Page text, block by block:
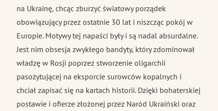
na Ukrainę, chcąc zburzyć światowy porządek
obowiązujący przez ostatnie 30 lat i niszcząc pokój w
Europie. Motywy tej napaści były i są nadal absurdalne.
Jest nim obsesja zwykłego bandyty, który zdominował
władzę w Rosji poprzez stworzenie oligarchii
pasożytującej na eksporcie surowców kopalnych i
chciał zapisać się na kartach historii. Dzięki bohaterskiej
postawie i ofierze złożonej przez Naród Ukraiński oraz